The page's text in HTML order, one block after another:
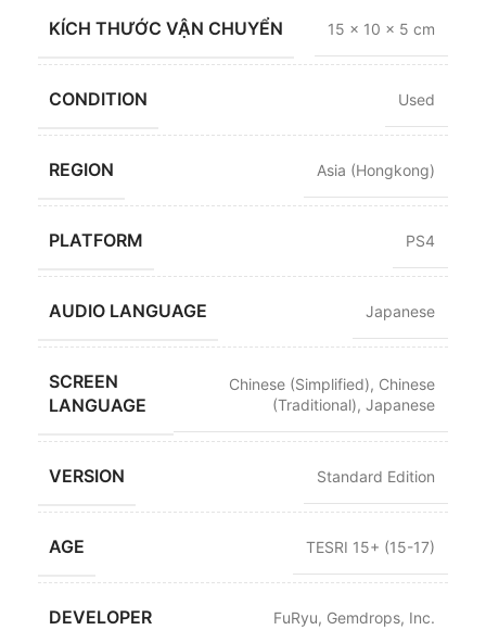
KÍCH THƯỚC VẬN CHUYỂN 15 × 10 × 5 cm
CONDITION Used
REGION Asia (Hongkong)
PLATFORM PS4
AUDIO LANGUAGE Japanese
SCREEN
LANGUAGE
Chinese (Simplified), Chinese
(Traditional), Japanese
VERSION Standard Edition
AGE TESRI 15+ (15-17)
DEVELOPER FuRyu, Gemdrops, Inc.